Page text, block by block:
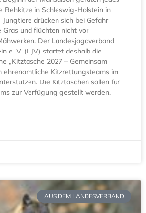
Rehkitze in Schleswig-Holstein in
drücken sich bei Gefahr
Gras und flüchten nicht vor
Der Landesjagdverband
e. V. (LJV) startet deshalb die
„Kitztasche 2027 – Gemeinsam
ehrenamtliche Kitzrettungsteams im
Die Kitztaschen sollen für
zur Verfügung gestellt werden.
AUS DEM LANDESVERBAND